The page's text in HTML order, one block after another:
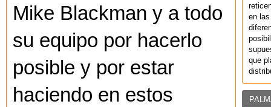
Mike Blackman y a todo
su equipo por hacerlo
posible y por estar
haciendo en estos
en
que